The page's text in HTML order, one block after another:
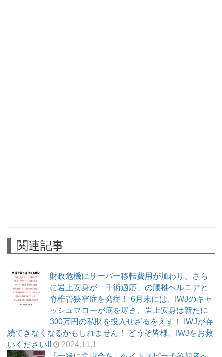
関連記事
財政危機にサーバー移転費用が加わり、さら
に岩上安身が「手術適応」の腰椎ヘルニアと
脊椎管狭窄症を発症！ 6月末には、IWJのキャ
ッシュフローが底を尽き、岩上安身は新たに
300万円の私財を投入せざるをえず！ IWJが存
続できなくなるかもしれません！ どうぞ皆様、IWJをお救
いください!!
2024.11.1